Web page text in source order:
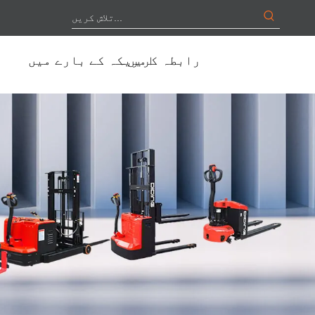
امریکہ کے بارے میںرابطہ کریں۔